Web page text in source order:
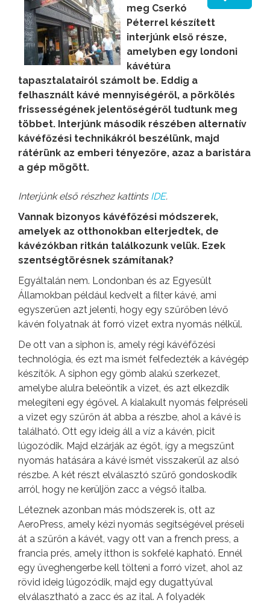
meg Cserkó
Péterrel készített
interjúnk első része,
amelyben egy londoni
kávétúra
tapasztalatairól számolt be. Eddig a
felhasznált kávé mennyiségéről, a pörkölés
frissességének jelentőségéről tudtunk meg
többet. Interjúnk második részében alternatív
kávéfőzési technikákról beszélünk, majd
rátérünk az emberi tényezőre, azaz a baristára
a gép mögött.
Interjúnk első részhez kattints IDE.
Vannak bizonyos kávéfőzési módszerek,
amelyek az otthonokban elterjedtek, de
kávézókban ritkán találkozunk velük. Ezek
szentségtörésnek számítanak?
Egyáltalán nem. Londonban és az Egyesült
Államokban például kedvelt a filter kávé, ami
egyszerűen azt jelenti, hogy egy szűrőben lévő
kávén folyatnak át forró vizet extra nyomás nélkül.
De ott van a siphon is, amely régi kávéfőzési
technológia, és ezt ma ismét felfedezték a kávégép
készítők. A siphon egy gömb alakú szerkezet,
amelybe alulra beleöntik a vizet, és azt elkezdik
melegíteni egy égővel. A kialakult nyomás felpréseli
a vizet egy szűrőn át abba a részbe, ahol a kávé is
található. Ott egy ideig áll a víz a kávén, picit
lúgozódik. Majd elzárják az égőt, így a megszűnt
nyomás hatására a kávé ismét visszakerül az alsó
részbe. A két részt elválasztó szűrő gondoskodik
arról, hogy ne kerüljön zacc a végső italba.
Léteznek azonban más módszerek is, ott az
AeroPress, amely kézi nyomás segítségével préseli
át a szűrőn a kávét, vagy ott van a french press, a
francia prés, amely itthon is sokfelé kapható. Ennél
egy üveghengerbe kell tölteni a forró vizet, ahol az
rövid ideig lúgozódik, majd egy dugattyúval
elválasztható a zacc és az ital. A folyadék